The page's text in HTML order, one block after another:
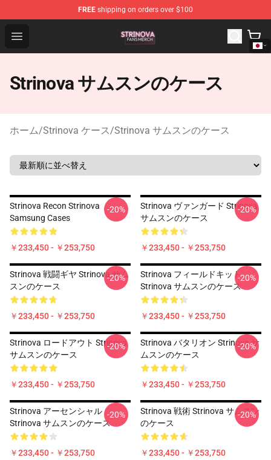
FREE shipping on orders over $100
Open menu
Strinova Shop - Official Strinova Merchandise Store
Strinova サムスンのケース
ホーム/Strinova ケース/Strinova サムスンのケース
Strinova Recon Strinova
Samsung Cases
￥233,450 - ￥253,750
-20%
Strinova ヴァンガード Strinova
サムスンのケース
￥233,450 - ￥253,750
-20%
Strinova 戦闘ギヤ Strinova サム
スンのケース
￥233,450 - ￥253,750
-20%
Strinova フィールドキット
Strinova サムスンのケース
￥233,450 - ￥253,750
-20%
Strinova ロードアウト Strinova
サムスンのケース
￥233,450 - ￥253,750
-20%
Strinova バタリオン Strinova サ
ムスンのケース
￥233,450 - ￥253,750
-20%
Strinova アーセンシャル
Strinova サムスンのケース
￥233,450 - ￥253,750
-20%
Strinova 戦術 Strinova サムスン
のケース
￥233,450 - ￥253,750
-20%